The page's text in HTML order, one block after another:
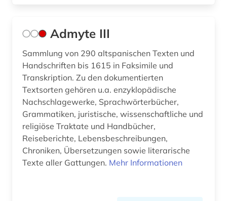
Admyte III
Sammlung von 290 altspanischen Texten und
Handschriften bis 1615 in Faksimile und
Transkription. Zu den dokumentierten
Textsorten gehören u.a. enzyklopädische
Nachschlagewerke, Sprachwörterbücher,
Grammatiken, juristische, wissenschaftliche und
religiöse Traktate und Handbücher,
Reiseberichte, Lebensbeschreibungen,
Chroniken, Übersetzungen sowie literarische
Texte aller Gattungen. Mehr Informationen